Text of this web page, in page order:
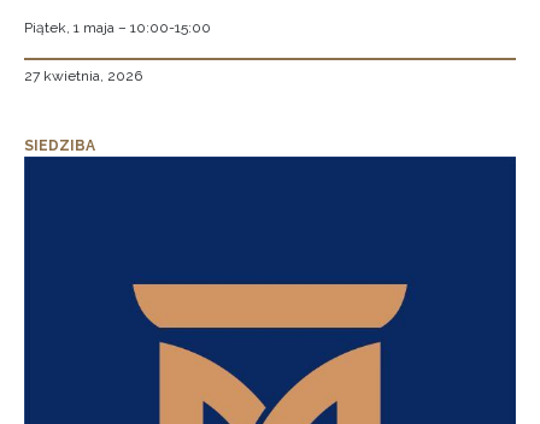
Piątek, 1 maja – 10:00-15:00
27 kwietnia, 2026
SIEDZIBA